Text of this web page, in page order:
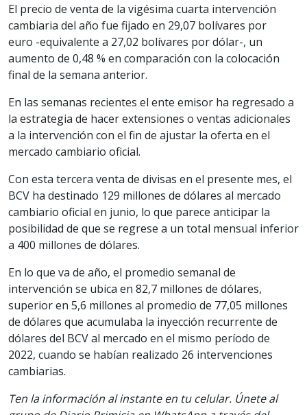
El precio de venta de la vigésima cuarta intervención
cambiaria del año fue fijado en 29,07 bolívares por
euro -equivalente a 27,02 bolívares por dólar-, un
aumento de 0,48 % en comparación con la colocación
final de la semana anterior.
En las semanas recientes el ente emisor ha regresado a
la estrategia de hacer extensiones o ventas adicionales
a la intervención con el fin de ajustar la oferta en el
mercado cambiario oficial.
Con esta tercera venta de divisas en el presente mes, el
BCV ha destinado 129 millones de dólares al mercado
cambiario oficial en junio, lo que parece anticipar la
posibilidad de que se regrese a un total mensual inferior
a 400 millones de dólares.
En lo que va de año, el promedio semanal de
intervención se ubica en 82,7 millones de dólares,
superior en 5,6 millones al promedio de 77,05 millones
de dólares que acumulaba la inyección recurrente de
dólares del BCV al mercado en el mismo período de
2022, cuando se habían realizado 26 intervenciones
cambiarias.
Ten la información al instante en tu celular. Únete al